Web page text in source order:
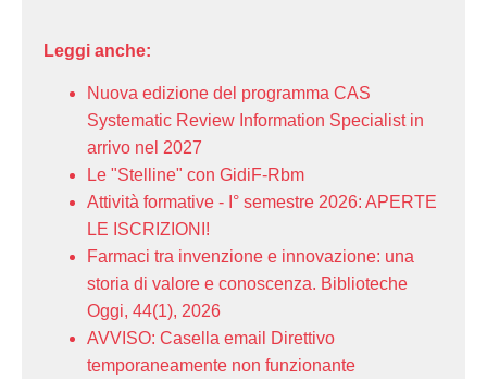
Leggi anche:
Nuova edizione del programma CAS
Systematic Review Information Specialist in
arrivo nel 2027
Le "Stelline" con GidiF-Rbm
Attività formative - I° semestre 2026: APERTE
LE ISCRIZIONI!
Farmaci tra invenzione e innovazione: una
storia di valore e conoscenza. Biblioteche
Oggi, 44(1), 2026
AVVISO: Casella email Direttivo
temporaneamente non funzionante